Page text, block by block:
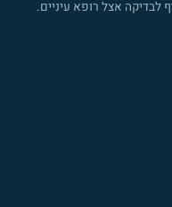
לבדיקה אצל רופא עיניים.